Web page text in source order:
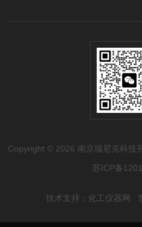
Copyright © 2026 南京瑞尼克科技
苏ICP备
技术支持： 化工仪器网